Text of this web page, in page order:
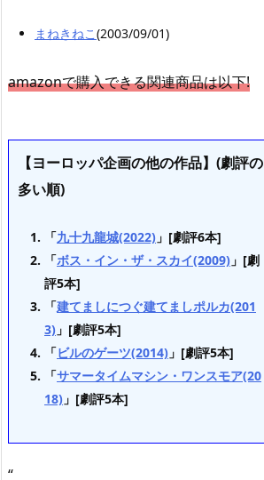
まねきねこ(2003/09/01)
amazonで購入できる関連商品は以下!
【ヨーロッパ企画の他の作品】(劇評の
多い順)
「九十九龍城(2022) 」[劇評6本]
「ボス・イン・ザ・スカイ(2009) 」[劇
評5本]
「建てましにつぐ建てましポルカ(201
3) 」[劇評5本]
「ビルのゲーツ(2014) 」[劇評5本]
「サマータイムマシン・ワンスモア(20
18) 」[劇評5本]
“